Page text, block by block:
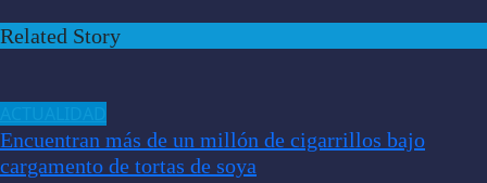
Related Story
Encuentran más de un millón de cigarrillos bajo
cargamento de tortas de soya